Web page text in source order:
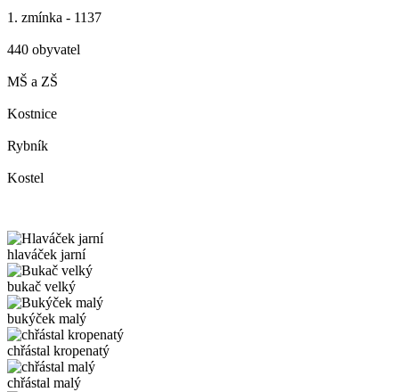
1. zmínka - 1137
440 obyvatel
MŠ a ZŠ
Kostnice
Rybník
Kostel
hlaváček jarní
bukač velký
bukýček malý
chřástal kropenatý
chřástal malý